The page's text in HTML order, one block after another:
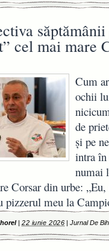
cel mai mare
Cum
ochii
de
și pe
intra în
numai
Corsar din urbe:
pizzerul meu la
| 22 iunie 2026 |Jurnal De